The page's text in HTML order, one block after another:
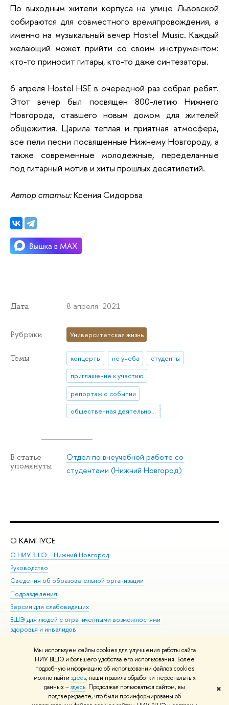
Мы используем файлы cookies для улучшения работы сайта
НИУ ВШЭ и большего удобства его использования. Более
подробную информацию об использовании файлов cookies
можно найти здесь, наши правила обработки персональных
данных –здесь. Продолжая пользоваться сайтом, вы
подтверждаете, что были проинформированы об
✖
По выходным жители корпуса на улице Львовской
собираются для совместного времяпровождения, а
именно на музыкальный вечер Hostel Music. Каждый
желающий может прийти со своим инструментом:
кто-то приносит гитары, кто-то даже синтезаторы.
6 апреля Hostel HSE в очередной раз собрал ребят.
Этот вечер был посвящен 800-летию Нижнего
Новгорода, ставшего новым домом для жителей
общежития. Царила теплая и приятная атмосфера,
все пели песни посвященные Нижнему Новгороду, а
также современные молодежные, переделанные
под гитарный мотив и хиты прошлых десятилетий.
Автор статьи:Ксения Сидорова
Дата 8 апреля 2021
Рубрики Университетская жизнь
Темы концерты не учеба
студенты
приглашение к участию
репортаж о событии
общественная деятельность
В статье
упомянуты
Отдел по внеучебной работе со
студентами (Нижний Новгород)
О КАМПУСЕ
О НИУ ВШЭ – Нижний Новгород
Руководство
Сведения об образовательной организации
Подразделения
Версия для слабовидящих
ВШЭ для людей с ограниченными возможностями
здоровья и инвалидов